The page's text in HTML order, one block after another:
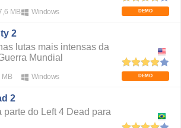
DEMO
MB Windows
2
lutas mais intensas da
Mundial
DEMO
MB Windows
2
parte do Left 4 Dead para